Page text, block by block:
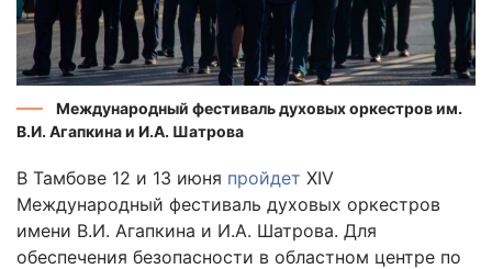
Международный фестиваль духовых оркестров им.
В.И. Агапкина и И.А. Шатрова
В Тамбове 12 и 13 июня пройдет XIV
Международный фестиваль духовых оркестров
имени В.И. Агапкина и И.А. Шатрова. Для
обеспечения безопасности в областном центре по